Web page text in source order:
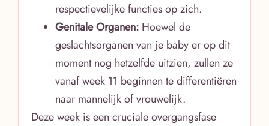
respectievelijke functies op zich.
Genitale Organen: Hoewel de
geslachtsorganen van je baby er op dit
moment nog hetzelfde uitzien, zullen ze
vanaf week 11 beginnen te differentiëren
naar mannelijk of vrouwelijk.
Deze week is een cruciale overgangsfase